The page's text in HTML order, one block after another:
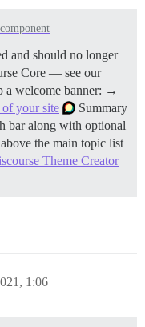
and should no longer
Core — see our
a welcome banner: →
of your site
Summary
bar along with optional
the main topic list
Theme Creator
1:06